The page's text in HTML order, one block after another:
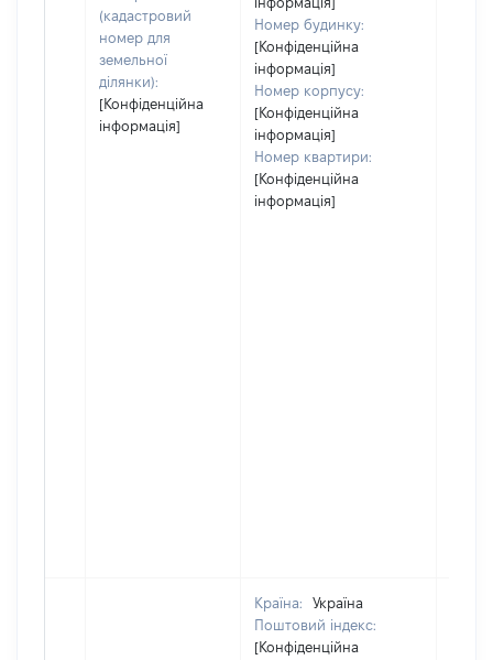
(кадастровий
номер для
земельної
ділянки):
[Конфіденційна
інформація]
Номер будинку:
[Конфіденційна
інформація]
Номер корпусу:
[Конфіденційна
інформація]
Номер квартири:
[Конфіденційна
інформація]
Країна:
Україна
Поштовий індекс:
[Конфіденційна